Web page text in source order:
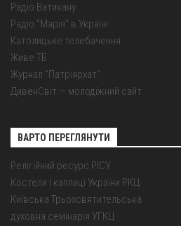
Радіо Ватикану
Радіо "Марія" в Україні
Католицьке телебачення
Живе ТБ
Журнал "Патріярхат"
ДивенСвіт — молодіжний сайт
ВАРТО ПЕРЕГЛЯНУТИ
Релігійний ресурс РІСУ
Костели і каплиці України РКЦ
Київська Трьохсвятительська
духовна семінарія УГКЦ